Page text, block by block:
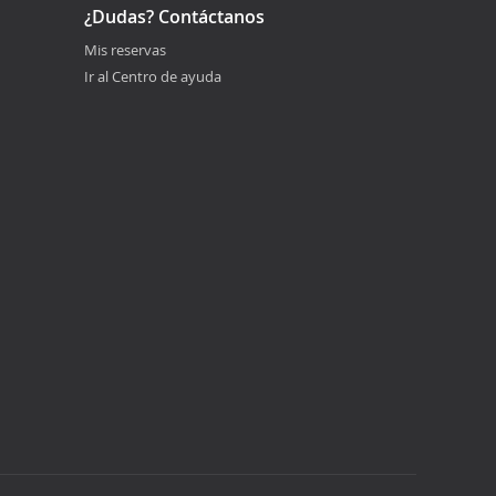
¿Dudas? Contáctanos
Mis reservas
Ir al Centro de ayuda